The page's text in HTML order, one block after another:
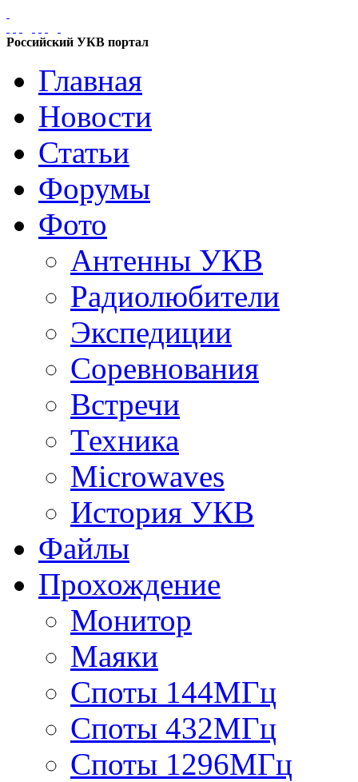
Российский УКВ портал
Главная
Новости
Статьи
Форумы
Фото
Антенны УКВ
Радиолюбители
Экспедиции
Соревнования
Встречи
Техника
Microwaves
История УКВ
Файлы
Прохождение
Монитор
Маяки
Споты 144МГц
Споты 432МГц
Споты 1296МГц